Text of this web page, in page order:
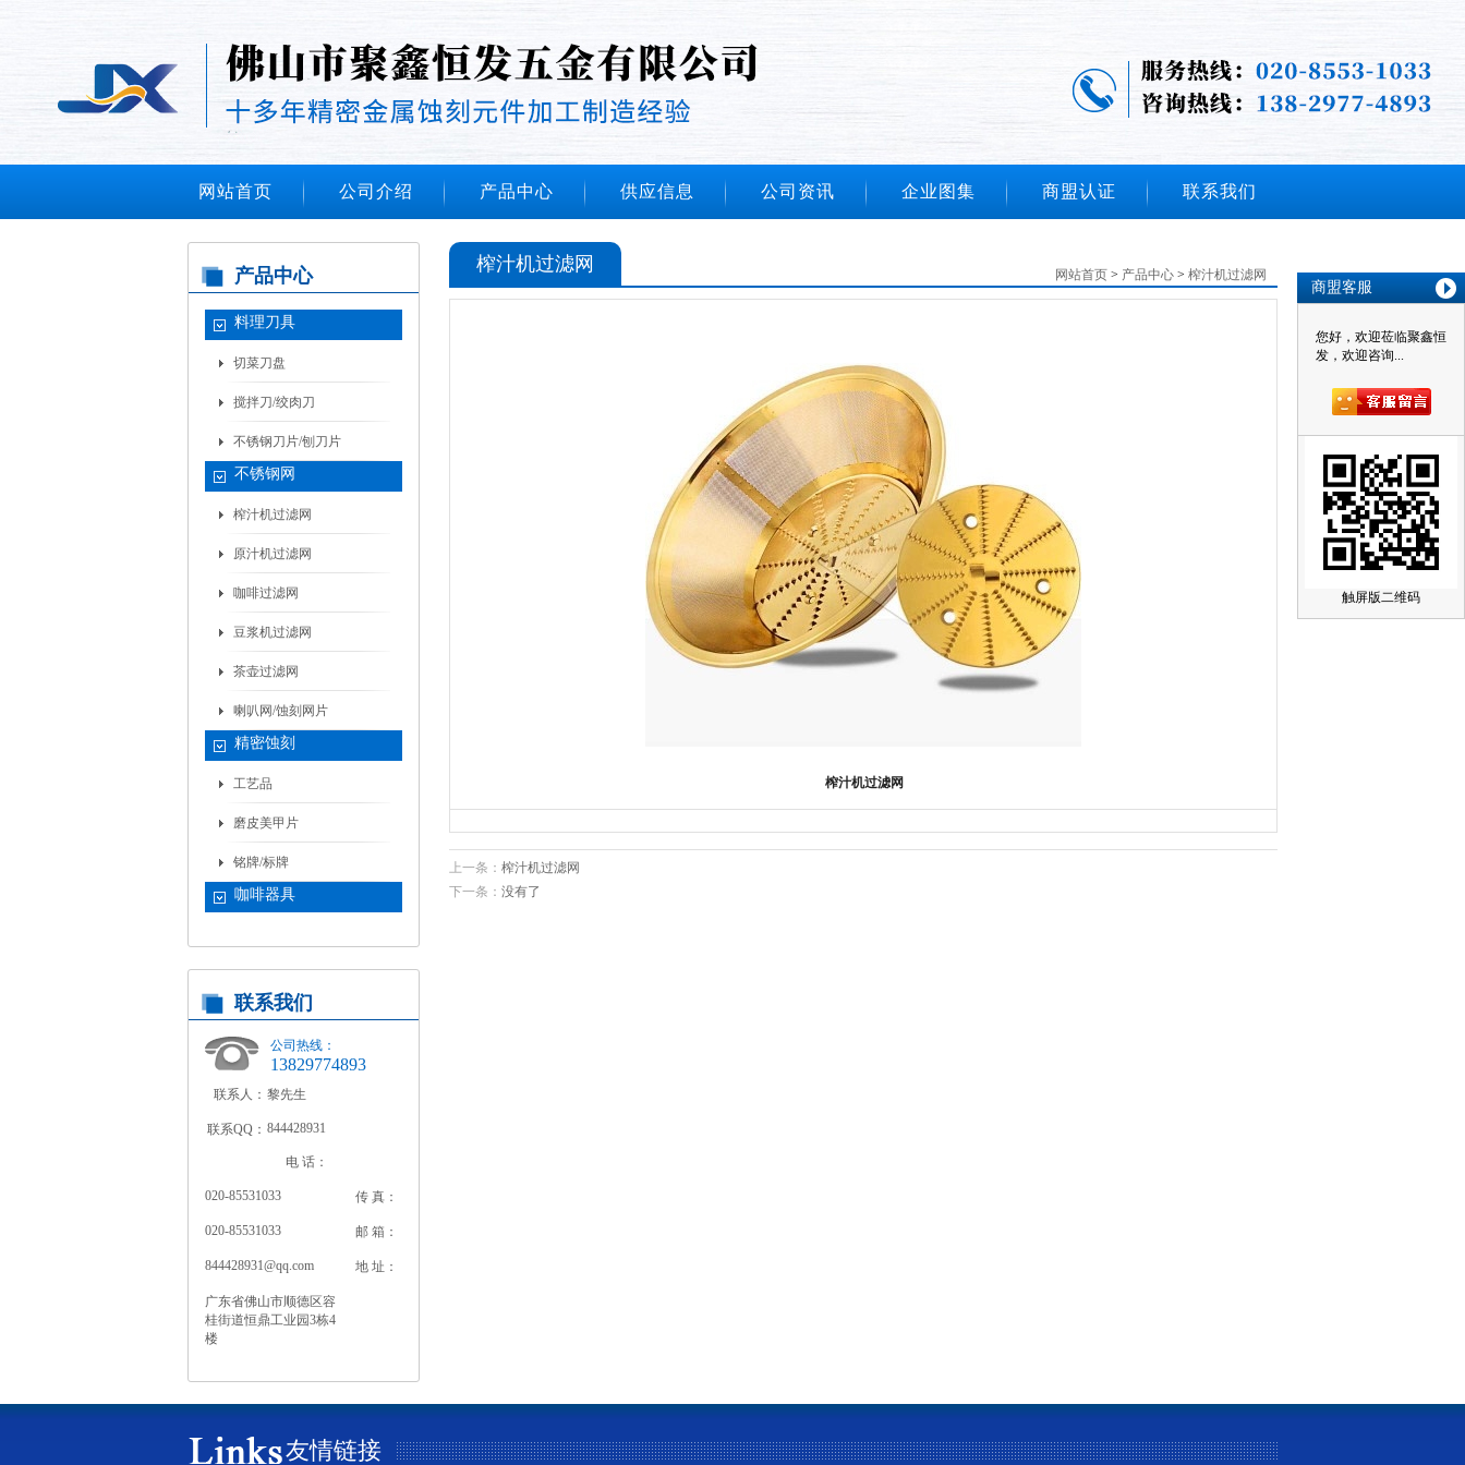
商盟客服
您好，欢迎莅临聚鑫恒
发，欢迎咨询...
触屏版二维码
公司热线： 13829774893
网站首页 公司介绍 产品中心 供应信息 公司资讯 企业图集 商盟认证 联系我们
产品中心
料理刀具
切菜刀盘
搅拌刀/绞肉刀
不锈钢刀片/刨刀片
不锈钢网
榨汁机过滤网
原汁机过滤网
咖啡过滤网
豆浆机过滤网
茶壶过滤网
喇叭网/蚀刻网片
精密蚀刻
工艺品
磨皮美甲片
铭牌/标牌
咖啡器具
联系我们
公司热线：
13829774893
联系人： 黎先生
联系QQ： 844428931
电 话：
020-85531033 传 真：
020-85531033 邮 箱：
844428931@qq.com 地 址：
广东省佛山市顺德区容
桂街道恒鼎工业园3栋4
楼
网站首页 > 产品中心 > 榨汁机过滤网
榨汁机过滤网
榨汁机过滤网
上一条： 榨汁机过滤网
下一条： 没有了
友情链接